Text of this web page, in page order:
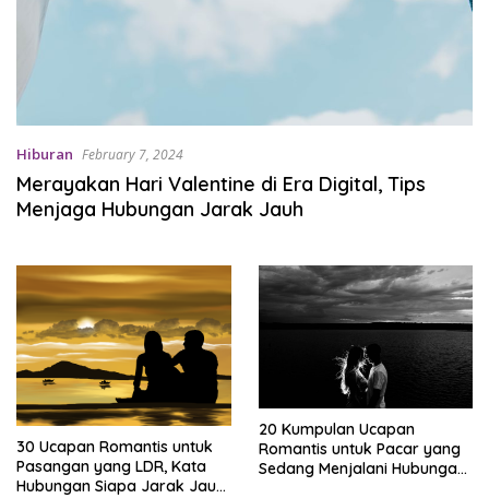
Hiburan February 7, 2024
Merayakan Hari Valentine di Era Digital, Tips
Menjaga Hubungan Jarak Jauh
30 Ucapan Romantis untuk
Pasangan yang LDR, Kata
Hubungan Siapa Jarak Jauh
20 Kumpulan Ucapan
Romantis untuk Pacar yang
Sedang Menjalani Hubungan